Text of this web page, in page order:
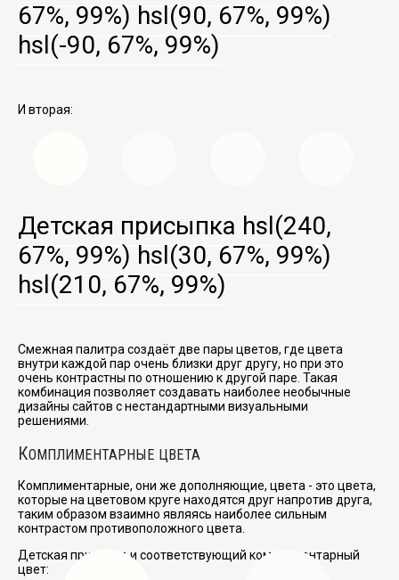
67%, 99%) hsl(90, 67%, 99%)
hsl(-90, 67%, 99%)
И вторая:
Детская присыпка hsl(240,
67%, 99%) hsl(30, 67%, 99%)
hsl(210, 67%, 99%)
Смежная палитра создаёт две пары цветов, где цвета
внутри каждой пар очень близки друг другу, но при это
очень контрастны по отношению к другой паре. Такая
комбинация позволяет создавать наиболее необычные
дизайны сайтов с нестандартными визуальными
решениями.
КОМПЛИМЕНТАРНЫЕ ЦВЕТА
Комплиментарные, они же дополняющие, цвета - это цвета,
которые на цветовом круге находятся друг напротив друга,
таким образом взаимно являясь наиболее сильным
контрастом противоположного цвета.
Детская присыпка и соответствующий комплиментарный
цвет: